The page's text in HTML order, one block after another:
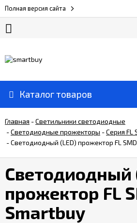
Полная версия сайта
Прайс-
Доставка
и
оплата
Каталог товаров
Главная -Светильники светодиодные
-Светодиодные прожекторы -Серия FL
-Светодиодный (LED) прожектор FL
Светодиодный
прожектор FL
Smartbuy